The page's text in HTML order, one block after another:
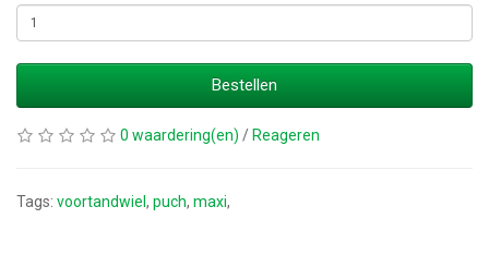
Bestellen
0 waardering(en) / Reageren
Tags: voortandwiel , puch, maxi,